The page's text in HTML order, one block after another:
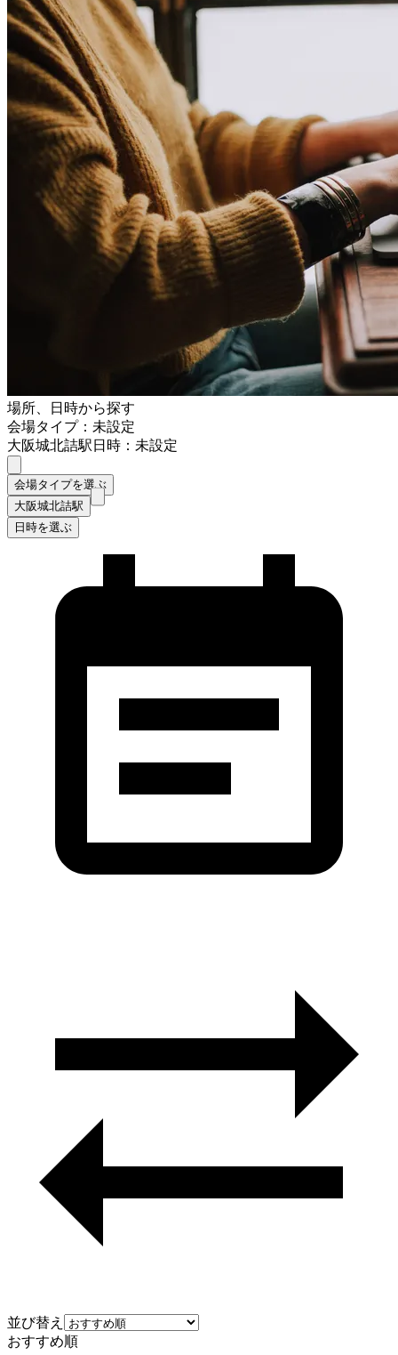
場所、日時から探す
会場タイプ：未設定
大阪城北詰駅日時：未設定
会場タイプを選ぶ
大阪城北詰駅
日時を選ぶ
並び替え
おすすめ順